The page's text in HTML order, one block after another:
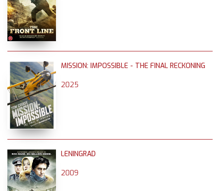
MISSION: IMPOSSIBLE - THE FINAL RECKONING
2025
LENINGRAD
2009